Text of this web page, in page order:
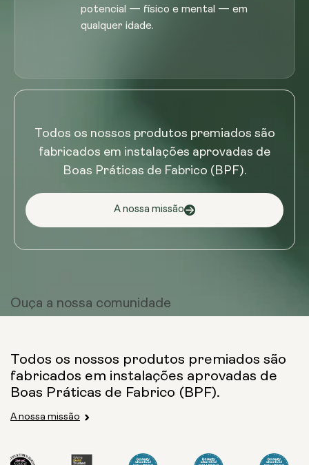
potencial — físico e mental — em
qualquer idade.
Todos os nossos produtos premiados são
fabricados em instalações aprovadas de
Boas Práticas de Fabrico (BPF).
A nossa missão
Ouça a nossa comunidade
Todos os nossos produtos premiados são
fabricados em instalações aprovadas de
Boas Práticas de Fabrico (BPF).
A nossa missão